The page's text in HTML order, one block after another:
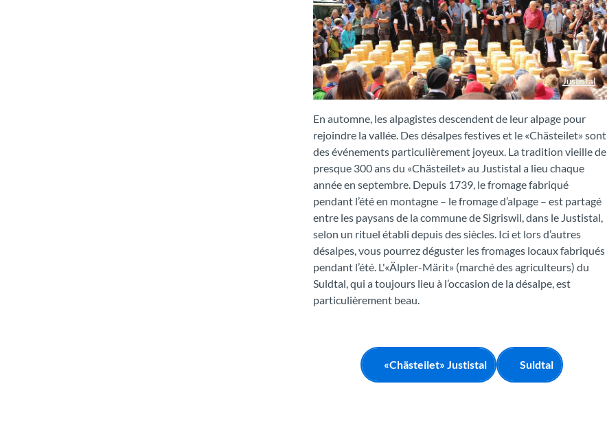
Justistal
Auslosung Käse Justistal
En automne, les alpagistes descendent de leur alpage pour
rejoindre la vallée. Des désalpes festives et le «Chästeilet» sont
des événements particulièrement joyeux. La tradition vieille de
presque 300 ans du «Chästeilet» au Justistal a lieu chaque
année en septembre. Depuis 1739, le fromage fabriqué
pendant l’été en montagne – le fromage d’alpage – est partagé
entre les paysans de la commune de Sigriswil, dans le Justistal,
selon un rituel établi depuis des siècles. Ici et lors d’autres
désalpes, vous pourrez déguster les fromages locaux fabriqués
pendant l’été. L'«Älpler-Märit» (marché des agriculteurs) du
Suldtal, qui a toujours lieu à l’occasion de la désalpe, est
particulièrement beau.
«Chästeilet» Justistal Suldtal